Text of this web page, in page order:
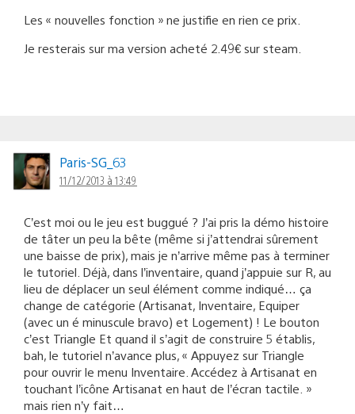
Les « nouvelles fonction » ne justifie en rien ce prix.
Je resterais sur ma version acheté 2.49€ sur steam.
Paris-SG_63
11/12/2013 à 13:49
C’est moi ou le jeu est buggué ? J’ai pris la démo histoire
de tâter un peu la bête (même si j’attendrai sûrement
une baisse de prix), mais je n’arrive même pas à terminer
le tutoriel. Déjà, dans l’inventaire, quand j’appuie sur R, au
lieu de déplacer un seul élément comme indiqué… ça
change de catégorie (Artisanat, Inventaire, Equiper
(avec un é minuscule bravo) et Logement) ! Le bouton
c’est Triangle Et quand il s’agit de construire 5 établis,
bah, le tutoriel n’avance plus, « Appuyez sur Triangle
pour ouvrir le menu Inventaire. Accédez à Artisanat en
touchant l’icône Artisanat en haut de l’écran tactile. »
mais rien n’y fait…